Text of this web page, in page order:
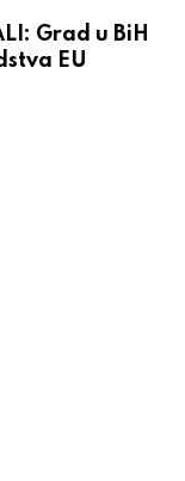
Grad u BiH
EU